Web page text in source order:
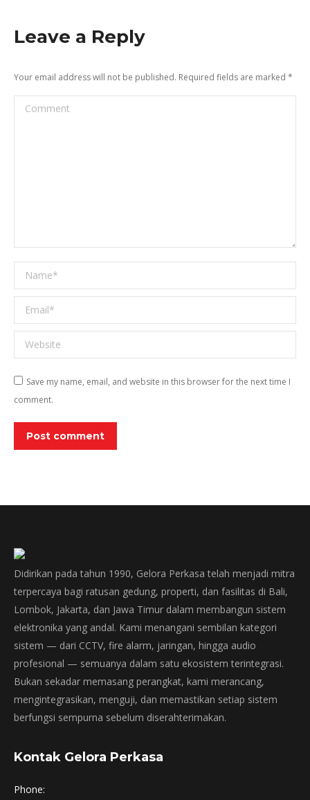
Leave a Reply
Your email address will not be published. Required fields are marked *
Comment
Name *
Email *
Website
Save my name, email, and website in this browser for the next time I
comment.
Post comment
Didirikan pada tahun 1990, Gelora Perkasa telah menjadi mitra
terpercaya bagi ratusan gedung, properti, dan fasilitas di Bali,
Lombok, Jakarta, dan Jawa Timur dalam membangun sistem
elektronika yang andal. Kami menangani sembilan kategori
sistem — dari CCTV, fire alarm, jaringan, hingga audio
profesional — semuanya dalam satu ekosistem terintegrasi.
Bukan sekadar memasang perangkat, kami merancang,
mengintegrasikan, menguji, dan memastikan setiap sistem
berfungsi sempurna sebelum diserahterimakan.
Kontak Gelora Perkasa
Phone: